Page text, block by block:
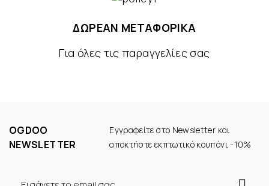
ΔΩΡΕΑΝ ΜΕΤΑΦΟΡΙΚΑ
Για όλες τις παραγγελίες σας
OGDOO
NEWSLETTER
Εγγραφείτε στο Newsletter και
αποκτήστε εκπτωτικό κουπόνι -10%